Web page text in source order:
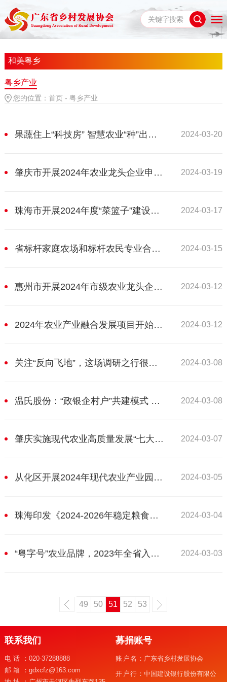
和美粤乡
粤乡产业
您的位置： 首页 - 粤乡产业
2024-03-20
果蔬住上“科技房” 智慧农业“种”出新花样
2024-03-19
肇庆市开展2024年农业龙头企业申报认定工作
2024-03-17
珠海市开展2024年度“菜篮子”建设项目库申报
2024-03-15
省标杆家庭农场和标杆农民专业合作社选育开始申报
2024-03-12
惠州市开展2024年市级农业龙头企业申报与监测工作
2024-03-12
2024年农业产业融合发展项目开始申报
2024-03-08
关注“反向飞地”，这场调研之行很有料!
2024-03-08
温氏股份：“政银企村户”共建模式 激活自然村集体经济
2024-03-07
肇庆实施现代农业高质量发展“七大工程”三年行动“1+5”工作方案
2024-03-05
从化区开展2024年现代农业产业园建设项目申报
2024-03-04
珠海印发《2024-2026年稳定粮食生产能力的扶持政策措施》
2024-03-03
“粤字号”农业品牌，2023年全省入选2080个
49 50 51 52 53
联系我们
电话： 020-37288888
邮箱： gdxcfz@163.com
募捐账号
账户名： 广东省乡村发展协会
开户行：中国建设银行股份有限公